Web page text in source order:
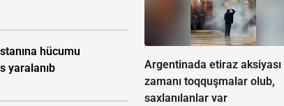
hücumu
yaralanıb
Argentinada etiraz aksiyası
zamanı toqquşmalar olub,
saxlanılanlar var